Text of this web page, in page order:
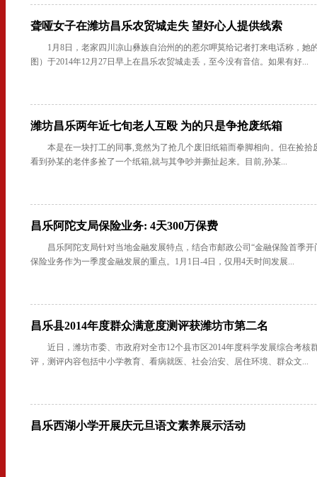
聋哑女子在潍坊昌乐农贸城走失 望好心人提供线索
1月8日，老家四川凉山彝族自治州的的惹尔呷莫给记者打来电话称，她
图）于2014年12月27日早上在昌乐农贸城走丢，至今没有音信。如果有好...
潍坊昌乐两年近七旬老人互殴 为的只是争抢废纸箱
本是在一块打工的同事,竟然为了抢几个废旧纸箱而拳脚相向。但在捡拾
看到孙某的老伴多捡了一个纸箱,就与其争吵并撕扯起来。目前,孙某...
昌乐阿陀支局保险业务: 4天300万保费
昌乐阿陀支局针对当地金融发展特点，结合市邮政公司“金融保险首季
保险业务作为一季度金融发展的重点。1月1日-4日，仅用4天时间发展...
昌乐县2014年度群众满意度测评获潍坊市第二名
近日，潍坊市委、市政府对全市12个县市区2014年度科学发展综合考核
评，测评内容包括中小学教育、看病就医、社会治安、居住环境、群众文...
昌乐西湖小学开展庆元旦语文素养展示活动